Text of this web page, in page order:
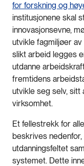
for forskning og
institusjonene skal
innovasjonsevne,
utvikle fagmiljøer
slikt arbeid legges
utdanne
fremtidens
utvikle seg selv,
virksomhet.
Et fellestrekk for
beskrives
utdanningsfeltet
systemet. Dette